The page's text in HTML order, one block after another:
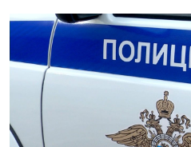
Похищение произошло в ночь